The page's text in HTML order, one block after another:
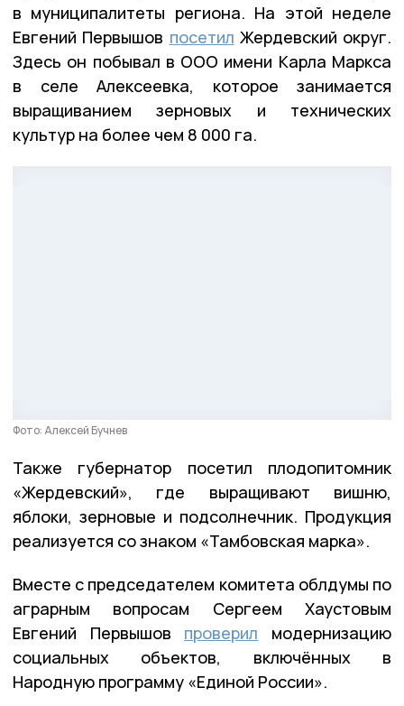
в муниципалитеты региона. На этой неделе
Евгений Первышов посетил Жердевский округ.
Здесь он побывал в ООО имени Карла Маркса
в селе Алексеевка, которое занимается
выращиванием зерновых и технических
культур на более чем 8 000 га.
Фото: Алексей Бучнев
Также губернатор посетил плодопитомник
«Жердевский», где выращивают вишню,
яблоки, зерновые и подсолнечник. Продукция
реализуется со знаком «Тамбовская марка».
Вместе с председателем комитета облдумы по
аграрным вопросам Сергеем Хаустовым
Евгений Первышов проверил модернизацию
социальных объектов, включённых в
Народную программу «Единой России».